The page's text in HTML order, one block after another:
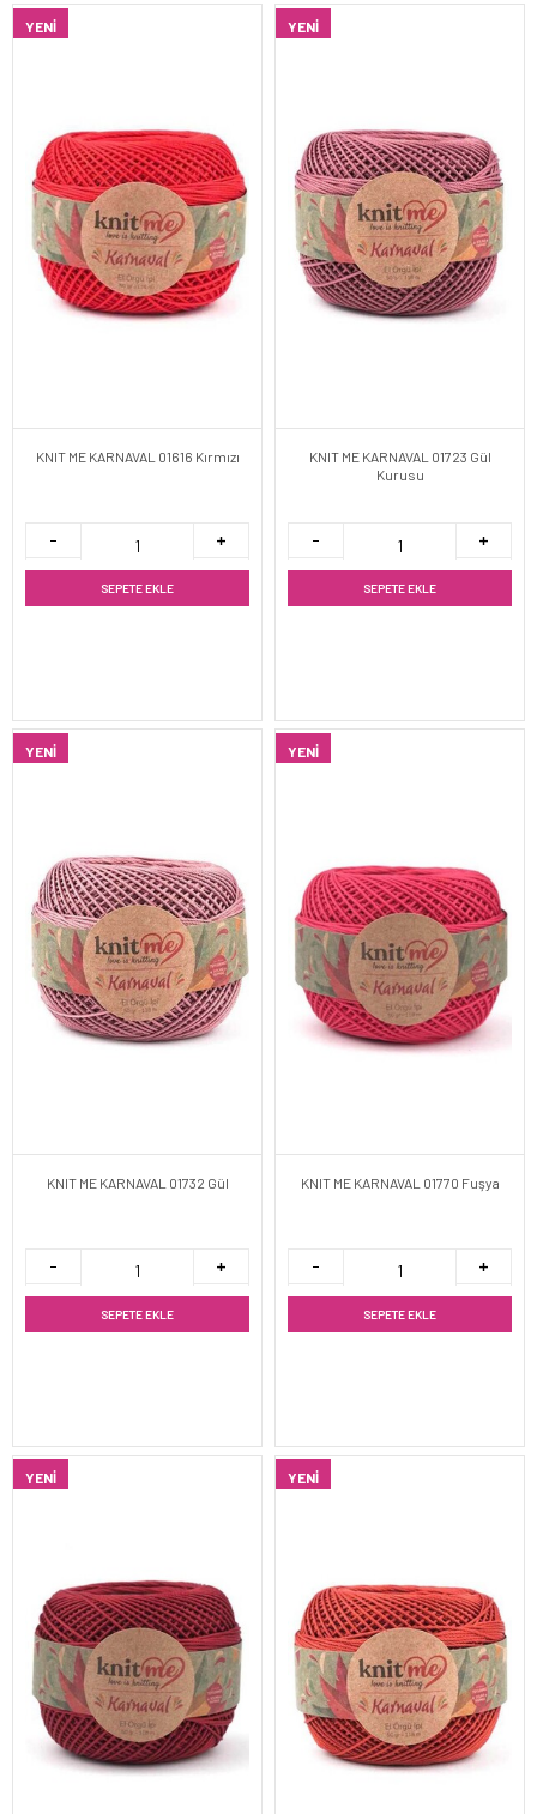
YENI
KNIT ME KARNAVAL 01616 Kırmızı
SEPETE EKLE
YENI
KNIT ME KARNAVAL 01723 Gül
Kurusu
SEPETE EKLE
YENI
KNIT ME KARNAVAL 01732 Gül
SEPETE EKLE
YENI
KNIT ME KARNAVAL 01770 Fuşya
SEPETE EKLE
YENI YENI